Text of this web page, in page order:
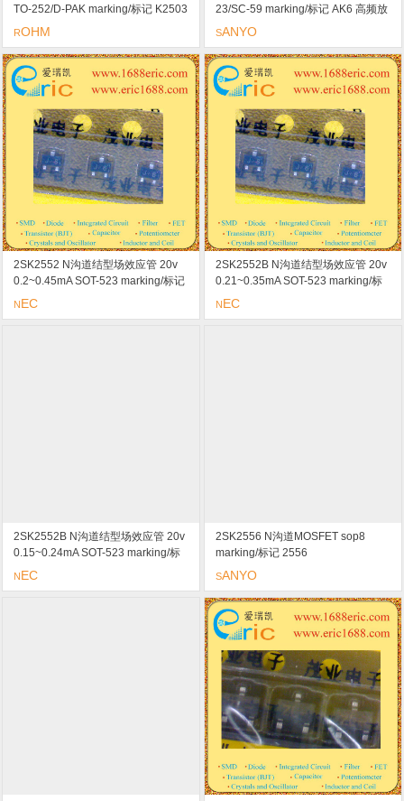
TO-252/D-PAK marking/标记 K2503
低导通电阻/开关速度/快宽SOA/4V驱
ROHM
23/SC-59 marking/标记 AK6 高频放
大器/模拟开关
SANYO
2SK2552 N沟道结型场效应管 20v
0.2~0.45mA SOT-523 marking/标记
J6 高正向转移导纳
NEC
2SK2552B N沟道结型场效应管 20v
0.21~0.35mA SOT-523 marking/标
记 CH radio 和电话
NEC
2SK2552B N沟道结型场效应管 20v
0.15~0.24mA SOT-523 marking/标
记 CF radio 和电话
NEC
2SK2556 N沟道MOSFET sop8
marking/标记 2556
SANYO